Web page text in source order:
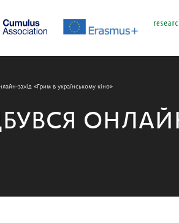
захід «Грим в українському кіно»